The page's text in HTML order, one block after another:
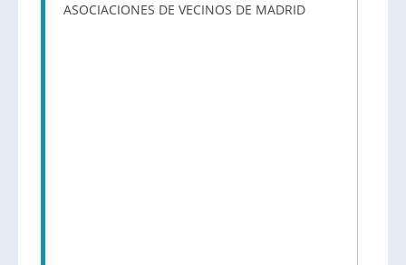
ASOCIACIONES DE VECINOS DE MADRID